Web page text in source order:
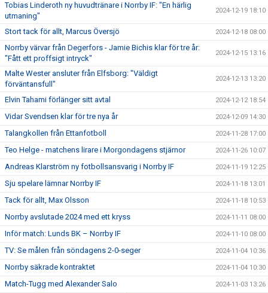
Tobias Linderoth ny huvudtränare i Norrby IF: "En härlig
utmaning"
2024-12-19 18:10
Stort tack för allt, Marcus Översjö 2024-12-18 08:00
Norrby värvar från Degerfors - Jamie Bichis klar för tre år:
"Fått ett proffsigt intryck"
2024-12-15 13:16
Malte Wester ansluter från Elfsborg: "Väldigt
förväntansfull"
2024-12-13 13:20
Elvin Tahami förlänger sitt avtal 2024-12-12 18:54
Vidar Svendsen klar för tre nya år 2024-12-09 14:30
Talangkollen från Ettanfotboll 2024-11-28 17:00
Teo Helge - matchens lirare i Morgondagens stjärnor 2024-11-26 10:07
Andreas Klarström ny fotbollsansvarig i Norrby IF 2024-11-19 12:25
Sju spelare lämnar Norrby IF 2024-11-18 13:01
Tack för allt, Max Olsson 2024-11-18 10:53
Norrby avslutade 2024 med ett kryss 2024-11-11 08:00
Inför match: Lunds BK – Norrby IF 2024-11-10 08:00
TV: Se målen från söndagens 2-0-seger 2024-11-04 10:36
Norrby säkrade kontraktet 2024-11-04 10:30
Match-Tugg med Alexander Salo 2024-11-03 13:26